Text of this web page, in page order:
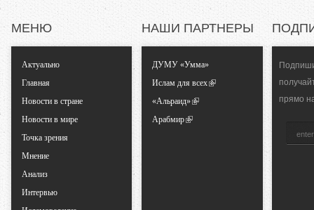
л
ь
ы
е
МЕНЮ
Актуально
Главная
Новости в стране
Новости в мире
Точка зрения
Мнение
Анализ
Интервью
НАШИ ПАРТНЕРЫ
ДУМУ «Умма»
Ислам для всех
«Альраид»
Арабмир
прямо